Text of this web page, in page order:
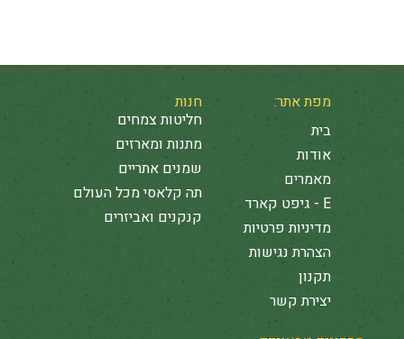
מפת אתר:
בית
אודות
מאמרים
E - גיפט קארד
מדיניות פרטיות
הצהרת נגישות
תקנון
יצירת קשר
חנות
חליטות צמחים
מתנות ומארזים
שמנים אתריים
תה קלאסי מכל העולם
קנקנים ואביזרים